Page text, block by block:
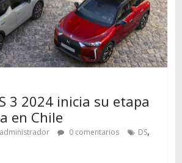
3 2024 inicia su etapa
en Chile
administrador 0 comentarios DS,